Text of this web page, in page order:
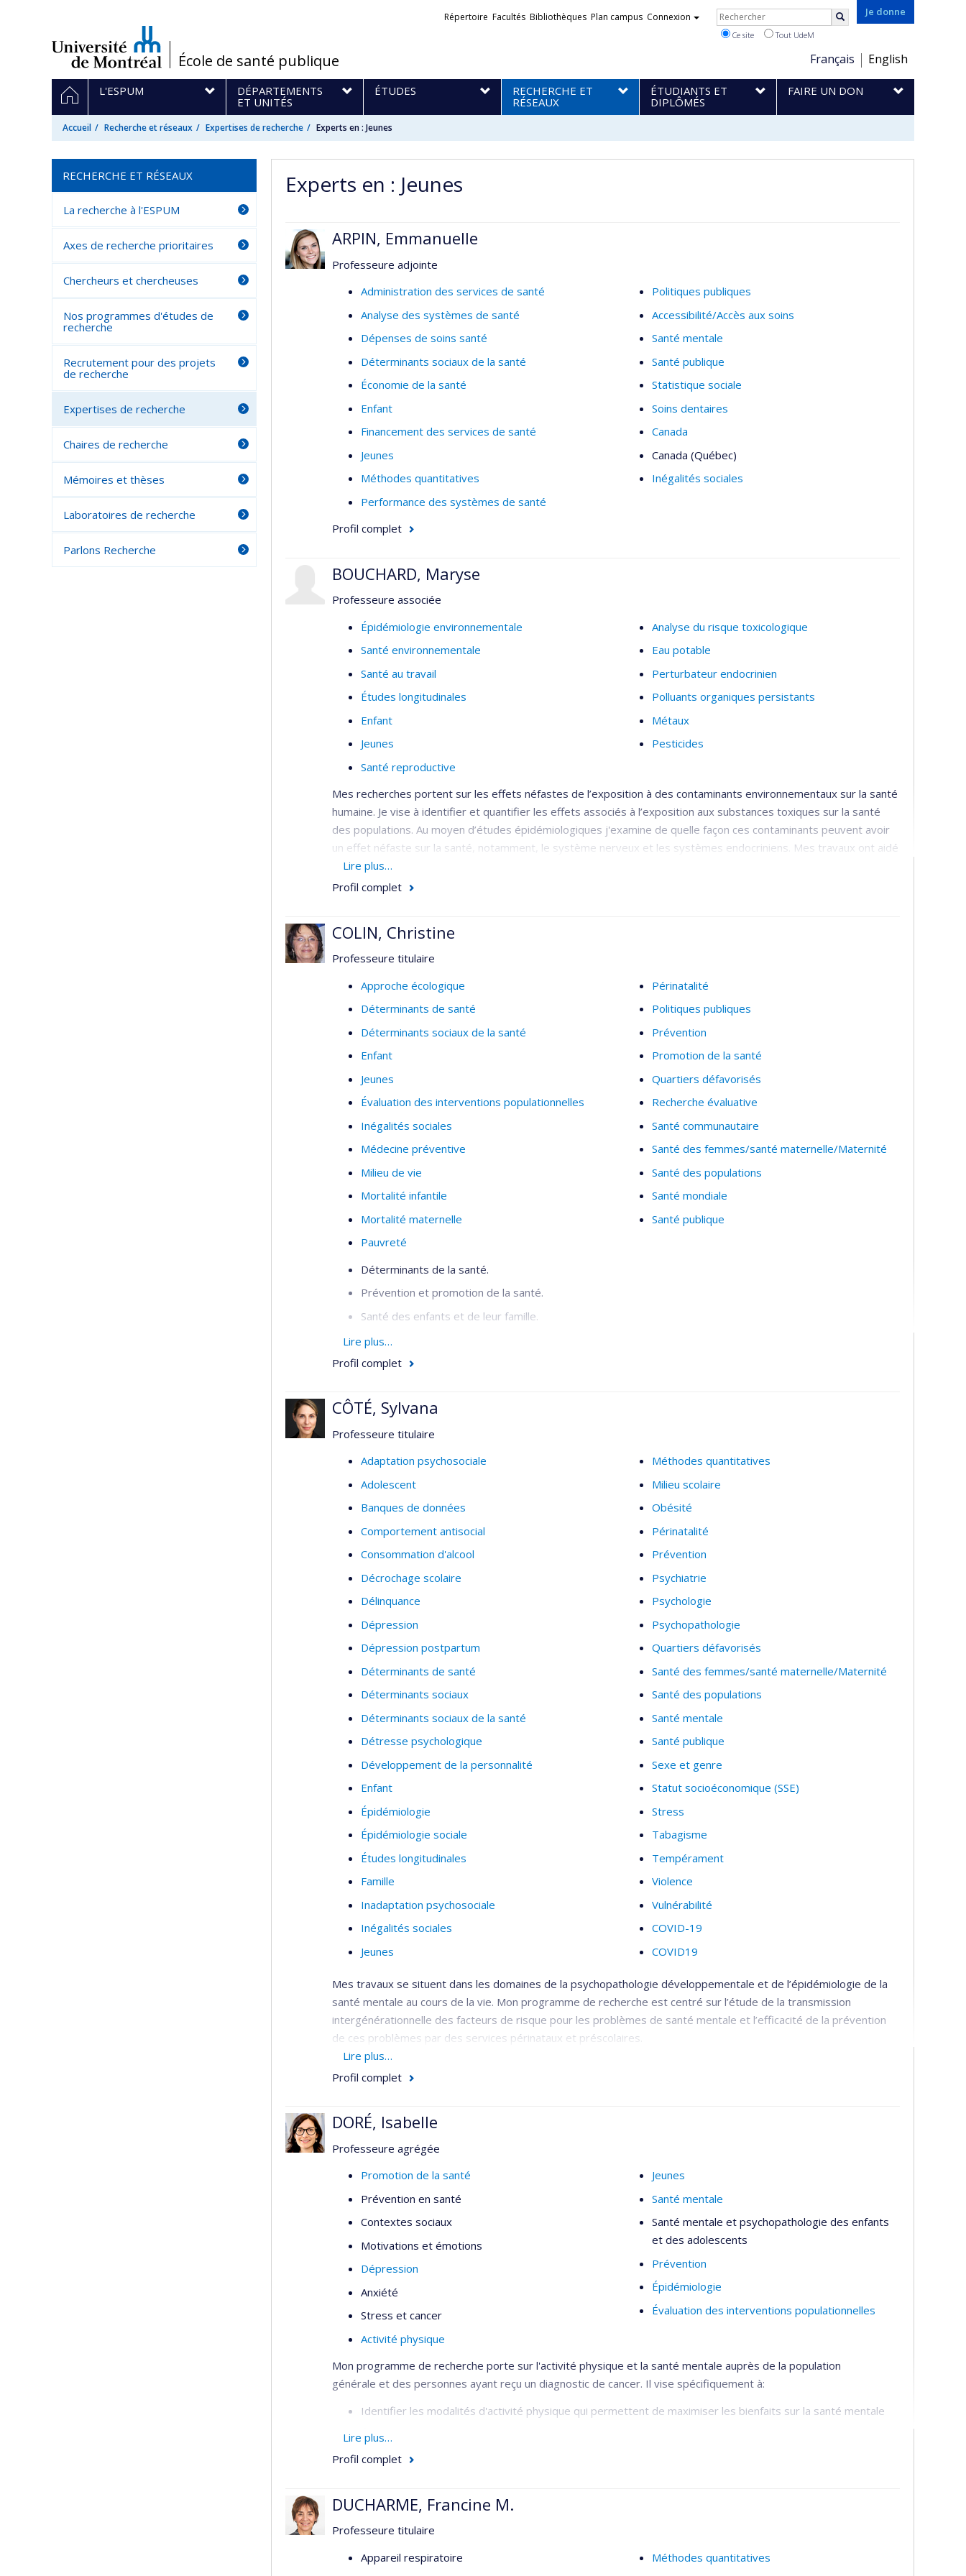
/École de santé publique
Je donne
Choix
de
la
langue
Français English
Liens
Répertoire Facultés Bibliothèques Plan campus Connexion Rechercher
Ce site Tout UdeM
Navigation
principale
ACCUEIL
L'ESPUM
DÉPARTEMENTS
ET UNITÉS
ÉTUDES
RECHERCHE ET
RÉSEAUX
ÉTUDIANTS ET
DIPLÔMÉS
FAIRE UN DON
Accueil Recherche et réseaux Expertises de recherche Experts en : Jeunes
Experts en : Jeunes
ARPIN, Emmanuelle
Professeure adjointe
Administration des services de santé
Analyse des systèmes de santé
Dépenses de soins santé
Déterminants sociaux de la santé
Économie de la santé
Enfant
Financement des services de santé
Jeunes
Méthodes quantitatives
Performance des systèmes de santé
Politiques publiques
Accessibilité/Accès aux soins
Santé mentale
Santé publique
Statistique sociale
Soins dentaires
Canada
Canada (Québec)
Inégalités sociales
Profil complet
BOUCHARD, Maryse
Professeure associée
Épidémiologie environnementale
Santé environnementale
Santé au travail
Études longitudinales
Enfant
Jeunes
Santé reproductive
Analyse du risque toxicologique
Eau potable
Perturbateur endocrinien
Polluants organiques persistants
Métaux
Pesticides
Mes recherches portent sur les effets néfastes de l’exposition à des contaminants environnementaux sur la santé
humaine. Je vise à identifier et quantifier les effets associés à l’exposition aux substances toxiques sur la santé
des populations. Au moyen d’études épidémiologiques j'examine de quelle façon ces contaminants peuvent avoir
un effet néfaste sur la santé, notamment, le système nerveux et les systèmes endocriniens. Mes travaux ont aidé
à la compréhension des effets de plusieurs polluants, dont les pesticides, le manganèse et les BPC.
Lire plus…
Profil complet
COLIN, Christine
Professeure titulaire
Approche écologique
Déterminants de santé
Déterminants sociaux de la santé
Enfant
Jeunes
Évaluation des interventions populationnelles
Inégalités sociales
Médecine préventive
Milieu de vie
Mortalité infantile
Mortalité maternelle
Pauvreté
Périnatalité
Politiques publiques
Prévention
Promotion de la santé
Quartiers défavorisés
Recherche évaluative
Santé communautaire
Santé des femmes/santé maternelle/Maternité
Santé des populations
Santé mondiale
Santé publique
Déterminants de la santé.
Prévention et promotion de la santé.
Santé des enfants et de leur famille.
Inégalités sociales de santé.
Organisation de la santé publique.
Lire plus…
Profil complet
CÔTÉ, Sylvana
Professeure titulaire
Adaptation psychosociale
Adolescent
Banques de données
Comportement antisocial
Consommation d'alcool
Décrochage scolaire
Délinquance
Dépression
Dépression postpartum
Déterminants de santé
Déterminants sociaux
Déterminants sociaux de la santé
Détresse psychologique
Développement de la personnalité
Enfant
Épidémiologie
Épidémiologie sociale
Études longitudinales
Famille
Inadaptation psychosociale
Inégalités sociales
Jeunes
Méthodes quantitatives
Milieu scolaire
Obésité
Périnatalité
Prévention
Psychiatrie
Psychologie
Psychopathologie
Quartiers défavorisés
Santé des femmes/santé maternelle/Maternité
Santé des populations
Santé mentale
Santé publique
Sexe et genre
Statut socioéconomique (SSE)
Stress
Tabagisme
Tempérament
Violence
Vulnérabilité
COVID-19
COVID19
Mes travaux se situent dans les domaines de la psychopathologie développementale et de l’épidémiologie de la
santé mentale au cours de la vie. Mon programme de recherche est centré sur l’étude de la transmission
intergénérationnelle des facteurs de risque pour les problèmes de santé mentale et l’efficacité de la prévention
de ces problèmes par des services périnataux et préscolaires.
Mon programme comprend deux axes de recherche et un axe de transfert de connaissances :
l’axe prévention ayant pour objectif l’identification des services périnataux et préscolaires qui sont les plus
efficaces dans la prévention des problèmes de santé mentale;
l’axe transfert de connaissance ayant pour objectif de diffuser les connaissances concernant les services
périnataux et préscolaires les plus efficaces afin d’améliorer ces services.
Je suis également directrice de trois groupes de recherche : l'
Observatoire pour l'Éducation et la Santé des
Groupe de Recherche sur l'Inadaptation Psychosociale chez l'enfantet le
Lire plus…
Profil complet
DORÉ, Isabelle
Professeure agrégée
Promotion de la santé
Prévention en santé
Contextes sociaux
Motivations et émotions
Dépression
Anxiété
Stress et cancer
Activité physique
Jeunes
Santé mentale
Santé mentale et psychopathologie des enfants
et des adolescents
Prévention
Épidémiologie
Évaluation des interventions populationnelles
Mon programme de recherche porte sur l'activité physique et la santé mentale auprès de la population
générale et des personnes ayant reçu un diagnostic de cancer. Il vise spécifiquement à:
Identifier les modalités d'activité physique qui permettent de maximiser les bienfaits sur la santé mentale
Étudier les mécanismes d'action impliqués dans la relation activité physique et santé mentale
Développer, implanter et évaluer des interventions en activité physique pour promouvoir la santé mentale
Analyse de données longitudinales
Méthodes d'analyse en inférence causale (analyse de médiation)
Évaluation des propriétés psychométriques d'instruments de mesure
Lire plus…
Profil complet
DUCHARME, Francine M.
Professeure titulaire
Appareil respiratoire
Méthodes quantitatives
RECHERCHE ET RÉSEAUX
La recherche à l'ESPUM
Axes de recherche prioritaires
Chercheurs et chercheuses
Nos programmes d'études de
recherche
Recrutement pour des projets
de recherche
Expertises de recherche
Chaires de recherche
Mémoires et thèses
Laboratoires de recherche
Parlons Recherche